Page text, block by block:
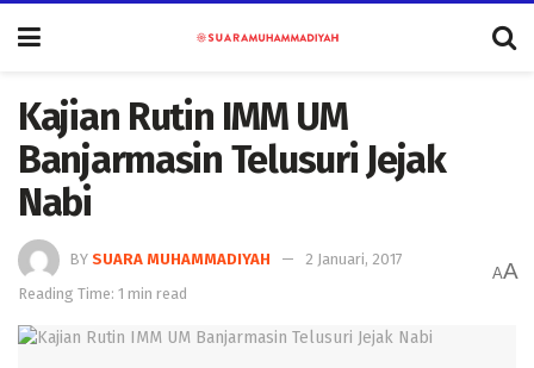
Kajian Rutin IMM UM
Banjarmasin Telusuri Jejak
Nabi
BY SUARA MUHAMMADIYAH
2 Januari, 2017
Reading Time: 1 min read
AA